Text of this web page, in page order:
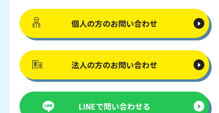
個人の方のお問い合わせ
法人の方のお問い合わせ
LINEで問い合わせる